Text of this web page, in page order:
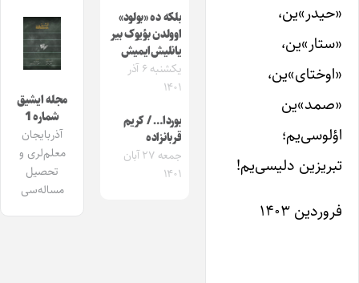
«حیدر»ین،
«ستار»ین،
«اوختای»ین،
«صمد»ین
اؤلوسی‌یم؛
تبریزین دلیسی‌یم!
فروردین ۱۴۰۳
بلکه ده «بولود»
اوولدن بؤیوک بیر
یانلیش‌ایمیش
یکشنبه ۶ آذر
۱۴۰۱
بوردا… / کریم
قربانزاده
جمعه ۲۷ آبان
۱۴۰۱
مجله ایشیق
شماره 1
آذربایجان
معلم‌لری و
تحصیل
مساله‌سی